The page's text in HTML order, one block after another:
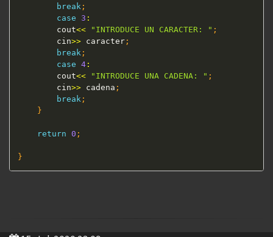
break ;
case 3 :
		cout
<< "INTRODUCE UN CARACTER: " ;
    	cin
>> caracter ;
break ;
case 4 :
		cout
<< "INTRODUCE UNA CADENA: " ;
    	cin
>> cadena ;
break ;
}
return 0 ;
}